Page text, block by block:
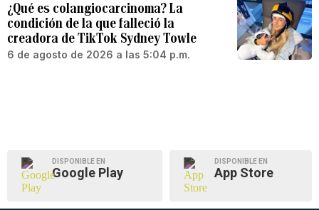
¿Qué es colangiocarcinoma? La
condición de la que falleció la
creadora de TikTok Sydney Towle
6 de agosto de 2026 a las 5:04 p.m.
DISPONIBLE EN
Google Play
DISPONIBLE EN
App Store